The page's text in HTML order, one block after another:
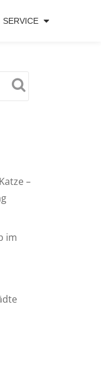
SERVICE
–
im